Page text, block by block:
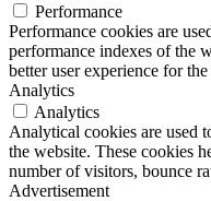
Performance
Performance cookies are
performance indexes of the
better user experience for
Analytics
Analytics
Analytical cookies are used
the website. These cookies
number of visitors, bounce
Advertisement